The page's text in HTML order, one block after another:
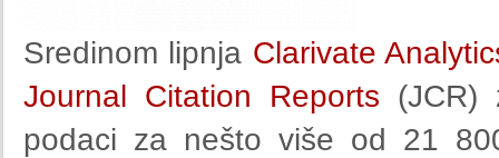
Sredinom lipnja Clarivate
Journal Citation Reports (JCR)
podaci za nešto više od 21